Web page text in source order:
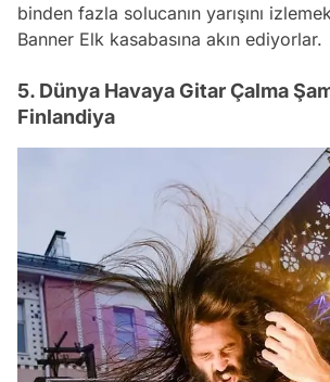
binden fazla solucanın yarışını
Banner Elk kasabasına akın ediyorlar.
5. Dünya Havaya Gitar Çalma
Finlandiya